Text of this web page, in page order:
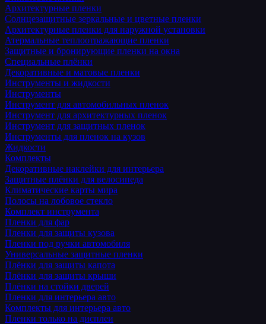
Архитектурные пленки
Солнцезащитные зеркальные и цветные пленки
Архитектурные пленки для наружной установки
Атермальные теплоотражающие пленки
Защитные и бронирующие пленки на окна
Специальные плёнки
Декоративные и матовые пленки
Инструменты и жидкости
Инструменты
Инструмент для автомобильных пленок
Инструмент для архитектурных пленок
Инструмент для защитных пленок
Инструменты для пленок на кузов
Жидкости
Комплекты
Декоративные наклейки для интерьера
Защитные плёнки для велосипеда
Климатические карты мира
Полосы на лобовое стекло
Комплект инструмента
Пленки для фар
Пленки для защиты кузова
Пленки под ручки автомобиля
Универсальные защитные пленки
Плёнки для защиты капота
Плёнки для защиты крыши
Плёнки на стойки дверей
Пленки для интерьера авто
Комплекты для интерьера авто
Пленки только на дисплеи